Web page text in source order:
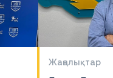
Жаңалықтар